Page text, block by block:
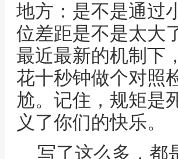
地方：是不是通过
位差距是不是太大
最近最新的机制下
花十秒钟做个对照
尬。记住，规矩是
义了你们的快乐。
写了这么多，都